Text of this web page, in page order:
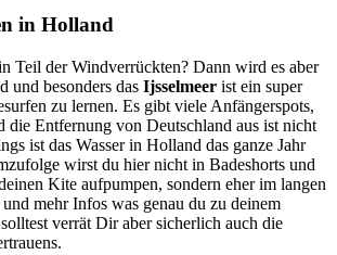
in Holland
Teil der Windverrückten? Dann wird es aber
und besonders das Ijsselmeer ist ein super
zu lernen. Es gibt viele Anfängerspots,
die Entfernung von Deutschland aus ist nicht
ist das Wasser in Holland das ganze Jahr
wirst du hier nicht in Badeshorts und
Kite aufpumpen, sondern eher im langen
mehr Infos was genau du zu deinem
verrät Dir aber sicherlich auch die